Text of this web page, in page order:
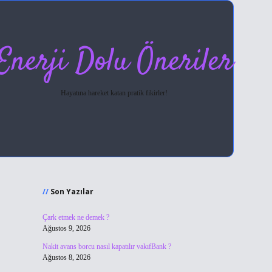
Dolu Öneriler
Hayatına hareket katan pratik fikirler!
Son Yazılar
Çark etmek ne demek ?
Ağustos 9, 2026
Nakit avans borcu nasıl kapatılır vakıfBank ?
Ağustos 8, 2026